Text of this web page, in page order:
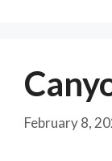
February 8,